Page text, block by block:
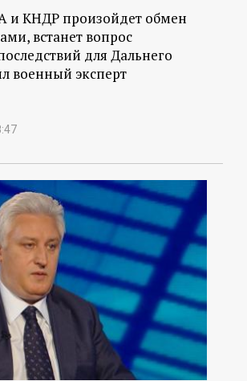
и КНДР произойдет обмен
встанет вопрос
для Дальнего
военный эксперт